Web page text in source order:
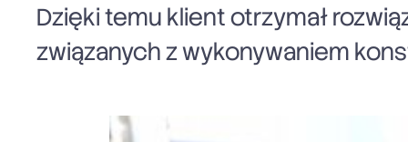
Dzięki temu klient otrzymał
związanych z wykonywaniem